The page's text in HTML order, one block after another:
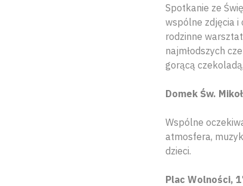
Spotkanie ze
wspólne zdjęcia i
rodzinne
najmłodszych
gorącą
Domek Św.
Wspólne
atmosfera,
dzieci.
Plac Wolności,